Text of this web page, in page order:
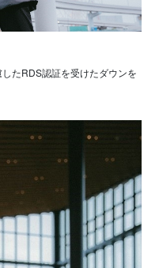
たRDS認証を受けたダウンを